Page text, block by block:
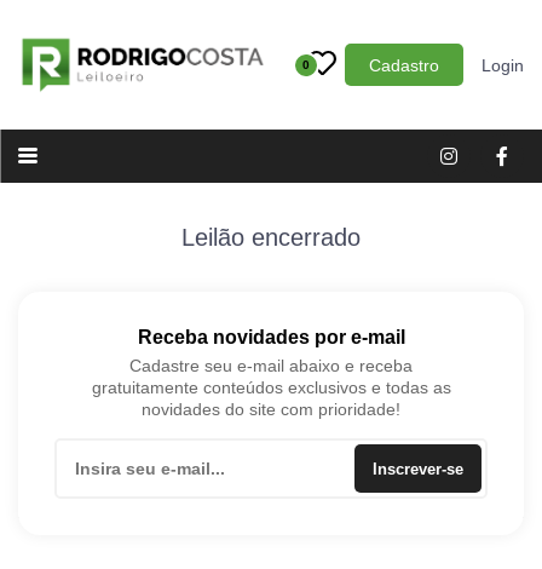
0 Cadastro Login
Categoria
Imóveis
Leilão encerrado
Receba novidades por e-mail
Cadastre seu e-mail abaixo e receba
gratuitamente conteúdos exclusivos e todas as
novidades do site com prioridade!
Inscrever-se